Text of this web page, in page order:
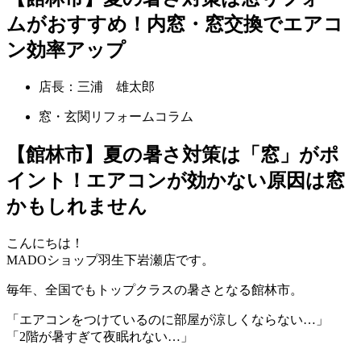
ムがおすすめ！内窓・窓交換でエアコ
ン効率アップ
店長：三浦 雄太郎
窓・玄関リフォームコラム
【館林市】夏の暑さ対策は「窓」がポ
イント！エアコンが効かない原因は窓
かもしれません
こんにちは！
MADOショップ羽生下岩瀬店です。
毎年、全国でもトップクラスの暑さとなる館林市。
「エアコンをつけているのに部屋が涼しくならない…」
「2階が暑すぎて夜眠れない…」